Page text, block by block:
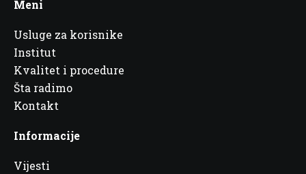
Meni
Usluge za korisnike
Institut
Kvalitet i procedure
Šta radimo
Kontakt
Informacije
Vijesti